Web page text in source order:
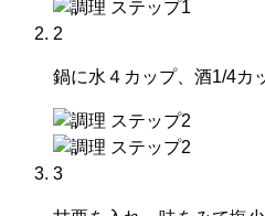
2
鍋に水４カップ、酒1/4カ
3